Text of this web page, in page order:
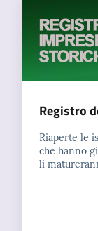
Registro
Riaperte le
che hanno
li